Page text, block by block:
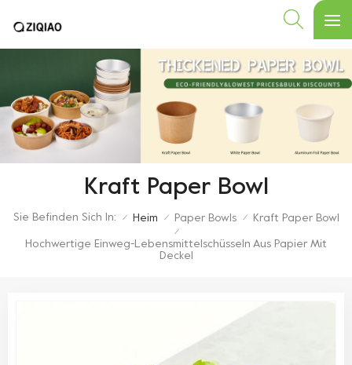
Kraft Paper Bowl
Sie Befinden Sich In: / Heim / Paper Bowls / Kraft Paper Bowl
/
Hochwertige Einweg-Lebensmittelschüsseln Aus Papier Mit
Deckel